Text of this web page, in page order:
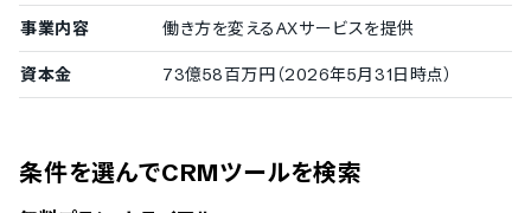
事業内容 働き方を変えるAXサービスを提供
資本金 73億58百万円（2026年5月31日時点）
条件を選んでCRMツールを検索